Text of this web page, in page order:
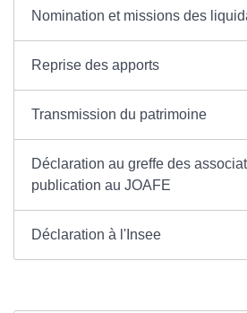
Nomination et missions des
Reprise des apports
Transmission du patrimoine
Déclaration au greffe des
publication au JOAFE
Déclaration à l'Insee